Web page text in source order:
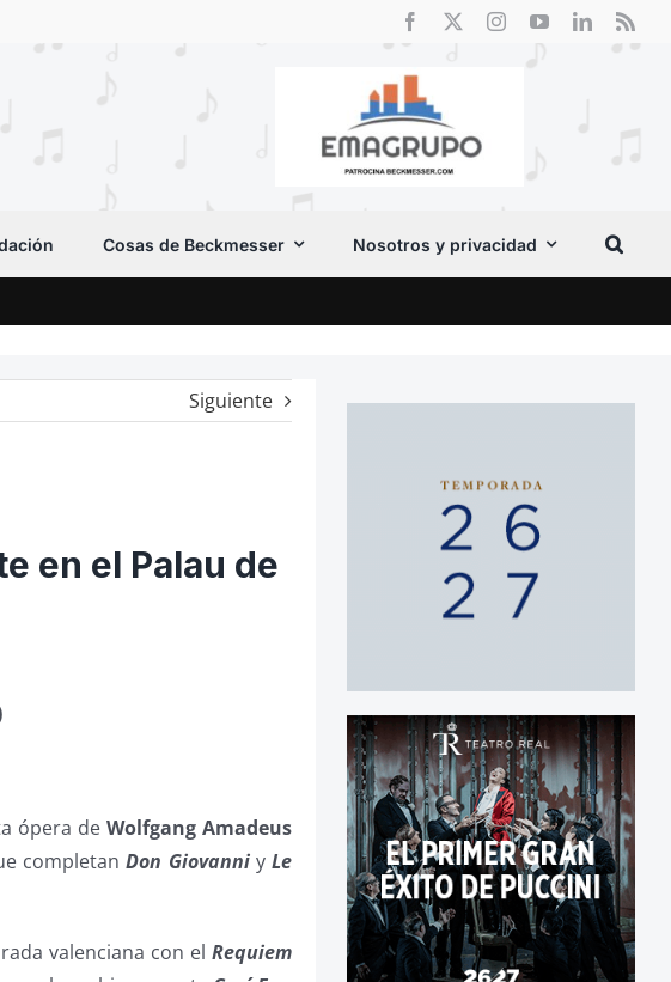
Cosas de Beckmesser Nosotros y privacidad
Siguiente
en el Palau de
ópera de Wolfgang Amadeus
completanDon Giovanniy Le
valenciana con el Requiem